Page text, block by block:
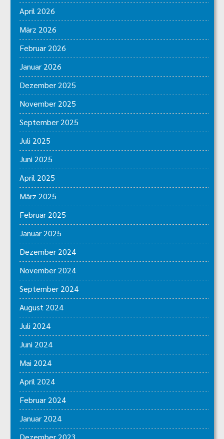
April 2026
März 2026
Februar 2026
Januar 2026
Dezember 2025
November 2025
September 2025
Juli 2025
Juni 2025
April 2025
März 2025
Februar 2025
Januar 2025
Dezember 2024
November 2024
September 2024
August 2024
Juli 2024
Juni 2024
Mai 2024
April 2024
Februar 2024
Januar 2024